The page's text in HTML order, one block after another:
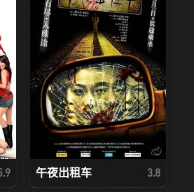
午夜出租车 3.8